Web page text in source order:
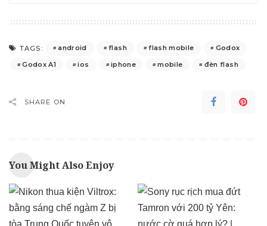
TAGS: android flash flash mobile
Godox
Godox A1
ios iphone mobile đèn flash
SHARE ON
You Might Also Enjoy